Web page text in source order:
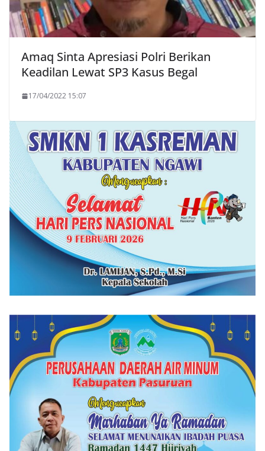
Amaq Sinta Apresiasi Polri Berikan
Keadilan Lewat SP3 Kasus Begal
17/04/2022 15:07